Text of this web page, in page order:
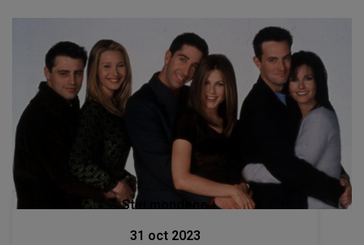
Stiri mondene
31 oct 2023